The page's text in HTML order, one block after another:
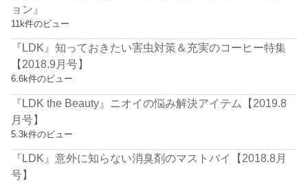
ョン』
11k件のビュー
『LDK』知っておきたい害虫対策＆充実のコーヒー特集
【2018.9月号】
6.6k件のビュー
『LDK the Beauty』ニオイの悩み解決アイテム【2019.8
月号】
5.3k件のビュー
『LDK』意外に知らない消臭剤のマストバイ【2018.8月
号】